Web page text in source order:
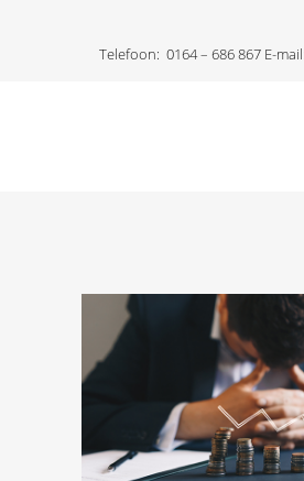
Telefoon: 0164 – 686 867 E-mail: